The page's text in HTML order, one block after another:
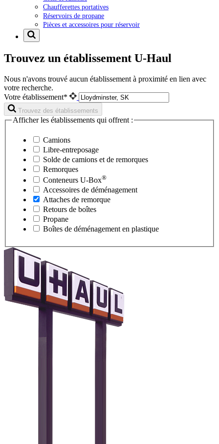
Chaufferettes portatives
Réservoirs de propane
Pièces et accessoires pour réservoir
Trouvez un établissement U-Haul
Nous n'avons trouvé aucun établissement à proximité en lien avec
votre recherche.
Votre établissement*
Trouvez des établissements
Afficher les établissements qui offrent :
Camions
Libre-entreposage
Solde de camions et de remorques
Remorques
Conteneurs U-Box®
Accessoires de déménagement
Attaches de remorque
Retours de boîtes
Propane
Boîtes de déménagement en plastique